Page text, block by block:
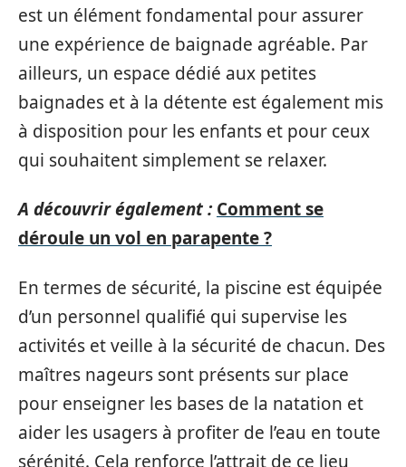
est un élément fondamental pour assurer
une expérience de baignade agréable. Par
ailleurs, un espace dédié aux petites
baignades et à la détente est également mis
à disposition pour les enfants et pour ceux
qui souhaitent simplement se relaxer.
A découvrir également : Comment se
déroule un vol en parapente ?
En termes de sécurité, la piscine est équipée
d’un personnel qualifié qui supervise les
activités et veille à la sécurité de chacun. Des
maîtres nageurs sont présents sur place
pour enseigner les bases de la natation et
aider les usagers à profiter de l’eau en toute
sérénité. Cela renforce l’attrait de ce lieu